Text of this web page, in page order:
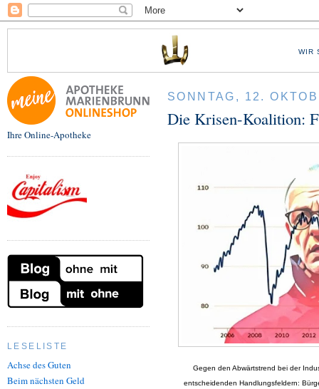
WIR
Ihre Online-Apotheke
LESELISTE
Achse des Guten
Beim nächsten Geld
SONNTAG, 12.
Die Krisen-Koalition:
Gegen den Abwärtstrend bei der
entscheidenden Handlungsfeldern: